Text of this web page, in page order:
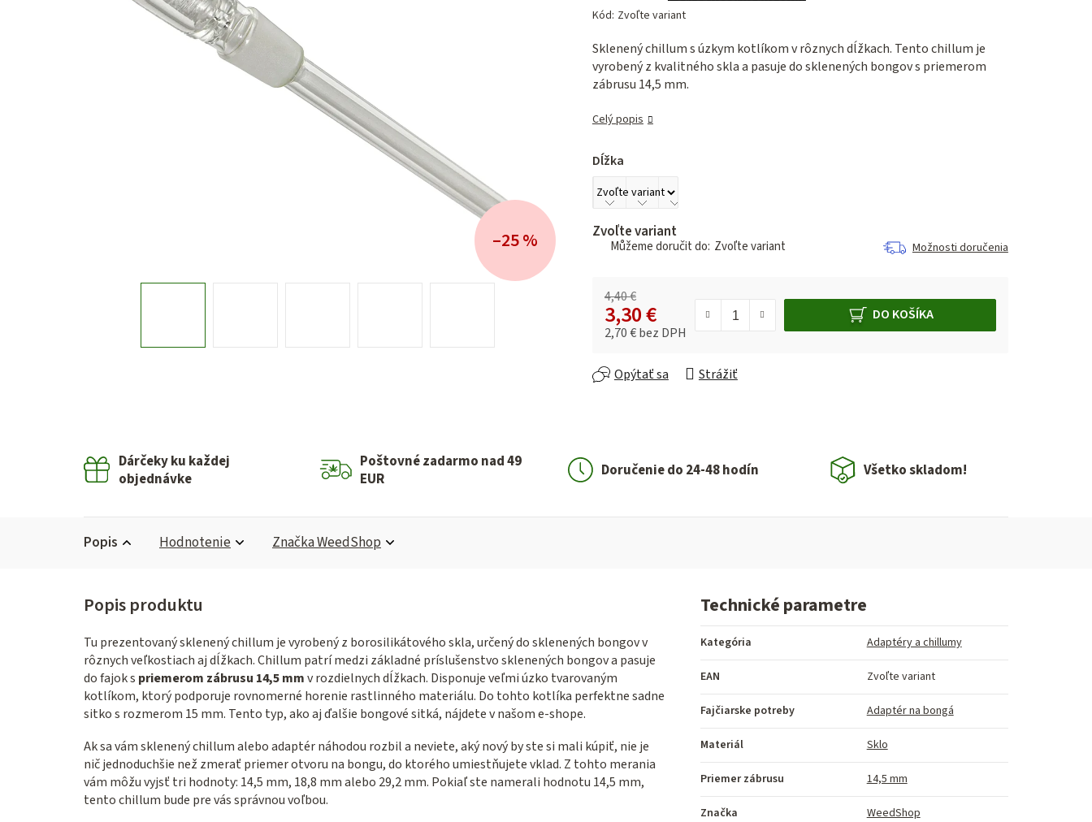
hodnotenie
je
0,0
z 5
Kód: Zvoľte variant
Sklenený chillum s úzkym kotlíkom v rôznych dĺžkach. Tento chillum je
vyrobený z kvalitného skla a pasuje do sklenených bongov s priemerom
zábrusu 14,5 mm.
Celý popis
Dĺžka
Zvoľte variant
Zvoľte variant Možnosti doručenia
4,40 €
3,30 €
2,70 € bez DPH
DO KOŠÍKA
Opýtať sa Strážiť
–25 %
Dárčeky ku každej
objednávke
Poštovné zadarmo nad 49
EUR
Doručenie do 24-48 hodín Všetko skladom!
Popis Hodnotenie ZnačkaWeedShop
Tu prezentovaný sklenený chillum je vyrobený z borosilikátového skla, určený do sklenených bongov v
rôznych veľkostiach aj dĺžkach. Chillum patrí medzi základné príslušenstvo sklenených bongov a pasuje
do fajok s priemerom zábrusu 14,5 mmv rozdielnych dĺžkach. Disponuje veľmi úzko tvarovaným
kotlíkom, ktorý podporuje rovnomerné horenie rastlinného materiálu. Do tohto kotlíka perfektne sadne
sitko s rozmerom 15 mm. Tento typ, ako aj ďalšie bongové sitká, nájdete v našom e-shope.
Ak sa vám sklenený chillum alebo adaptér náhodou rozbil a neviete, aký nový by ste si mali kúpiť, nie je
nič jednoduchšie než zmerať priemer otvoru na bongu, do ktorého umiestňujete vklad. Z tohto merania
vám môžu vyjsť tri hodnoty: 14,5 mm, 18,8 mm alebo 29,2 mm. Pokiaľ ste namerali hodnotu 14,5 mm,
tento chillum bude pre vás správnou voľbou.
Technické parametre
Kategória Adaptéry a chillumy
EAN Zvoľte variant
Fajčiarske potreby Adaptér na bongá
Materiál Sklo
Priemer zábrusu 14,5 mm
Značka WeedShop